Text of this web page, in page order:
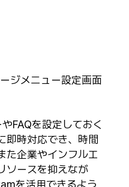
ジメニュー設定画面
FAQを設定しておく
即時対応でき、時間
た企業やインフルエ
ソースを抑えなが
を活用できるよう